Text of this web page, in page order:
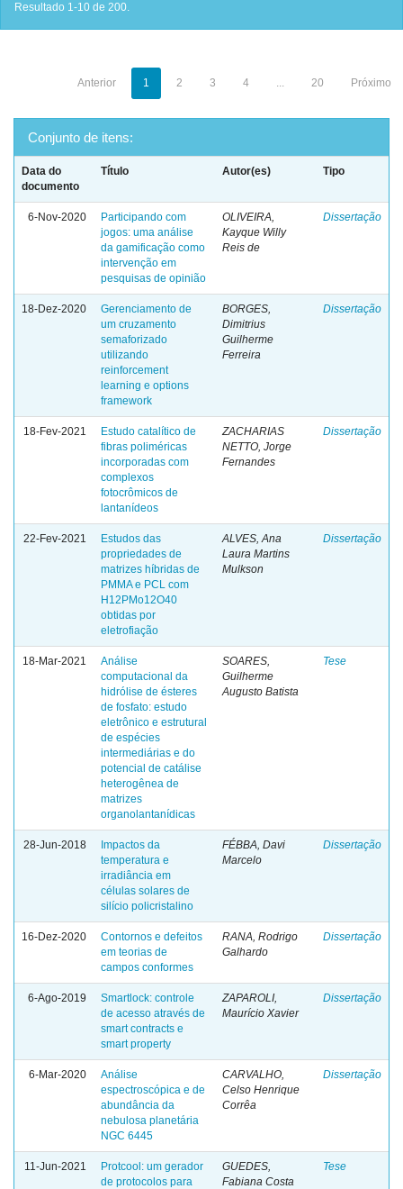
Resultado 1-10 de 200.
Anterior 1 2 3 4 ... 20 Próximo
Conjunto de itens:
Data do
documento
Título Autor(es) Tipo
6-Nov-2020
Participando com
jogos: uma análise
da gamificação como
intervenção em
pesquisas de opinião
OLIVEIRA,
Kayque Willy
Reis de
Dissertação
18-Dez-2020
Gerenciamento de
um cruzamento
semaforizado
utilizando
reinforcement
learning e options
framework
BORGES,
Dimitrius
Guilherme
Ferreira
Dissertação
18-Fev-2021
Estudo catalítico de
fibras poliméricas
incorporadas com
complexos
fotocrômicos de
lantanídeos
ZACHARIAS
NETTO, Jorge
Fernandes
Dissertação
22-Fev-2021
Estudos das
propriedades de
matrizes híbridas de
PMMA e PCL com
H12PMo12O40
obtidas por
eletrofiação
ALVES, Ana
Laura Martins
Mulkson
Dissertação
18-Mar-2021
Análise
computacional da
hidrólise de ésteres
de fosfato: estudo
eletrônico e estrutural
de espécies
intermediárias e do
potencial de catálise
heterogênea de
matrizes
organolantanídicas
SOARES,
Guilherme
Augusto Batista
Tese
28-Jun-2018
Impactos da
temperatura e
irradiância em
células solares de
silício policristalino
FÉBBA, Davi
Marcelo
Dissertação
16-Dez-2020
Contornos e defeitos
em teorias de
campos conformes
RANA, Rodrigo
Galhardo
Dissertação
6-Ago-2019
Smartlock: controle
de acesso através de
smart contracts e
smart property
ZAPAROLI,
Maurício Xavier
Dissertação
6-Mar-2020
Análise
espectroscópica e de
abundância da
nebulosa planetária
NGC 6445
CARVALHO,
Celso Henrique
Corrêa
Dissertação
11-Jun-2021
Protcool: um gerador
de protocolos para
GUEDES,
Fabiana Costa
Tese